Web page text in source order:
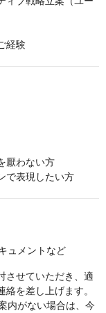
経験
厭わない方
で表現したい方
ュメントなど
させていただき、適
を差し上げます。
内がない場合は、今